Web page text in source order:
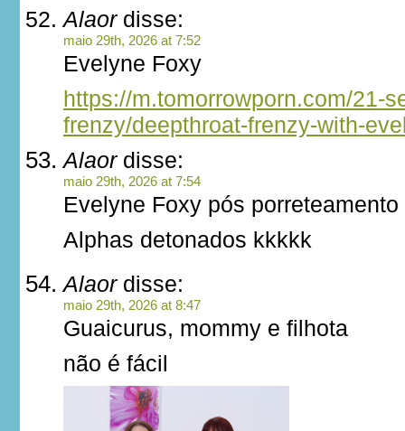
Alaordisse:
maio 29th, 2026 at 7:52
Evelyne Foxy
https://m.tomorrowporn.com/21-
frenzy/deepthroat-frenzy-with-
Alaordisse:
maio 29th, 2026 at 7:54
Evelyne Foxy pós porreteamento
Alphas detonados kkkkk
Alaordisse:
maio 29th, 2026 at 8:47
Guaicurus, mommy e filhota
não é fácil